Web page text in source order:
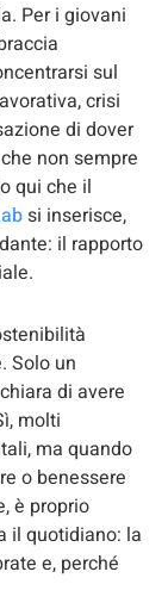
Per i giovani
sul
crisi
di dover
non sempre
qui che il
si inserisce,
il rapporto
Solo un
di avere
molti
ma quando
o benessere
è proprio
il quotidiano: la
e, perché